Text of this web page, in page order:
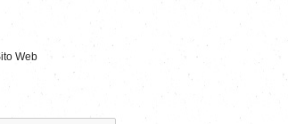
Web